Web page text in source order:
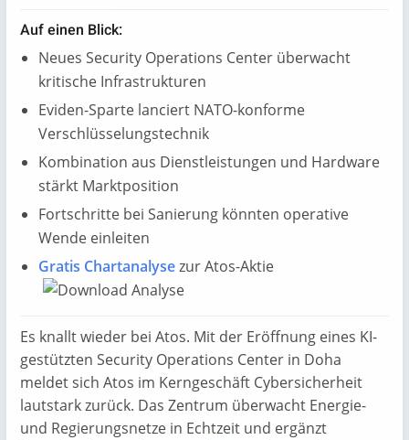
Auf einen Blick:
Neues Security Operations Center überwacht
kritische Infrastrukturen
Eviden-Sparte lanciert NATO-konforme
Verschlüsselungstechnik
Kombination aus Dienstleistungen und Hardware
stärkt Marktposition
Fortschritte bei Sanierung könnten operative
Wende einleiten
Gratis Chartanalysezur Atos-Aktie
Es knallt wieder bei Atos. Mit der Eröffnung eines KI-
gestützten Security Operations Center in Doha
meldet sich Atos im Kerngeschäft Cybersicherheit
lautstark zurück. Das Zentrum überwacht Energie-
und Regierungsnetze in Echtzeit und ergänzt